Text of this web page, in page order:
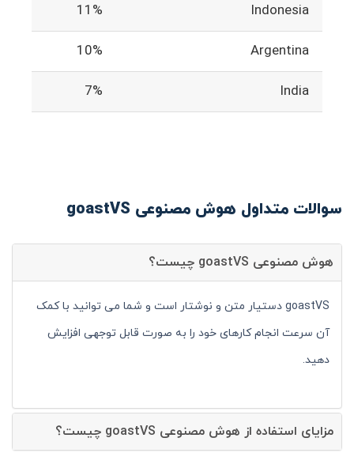
Indonesia
11%
Argentina
10%
India
7%
سوالات متداول هوش مصنوعی goastVS
هوش مصنوعی goastVS چیست؟
goastVS دستیار متن و نوشتار است و شما می توانید با کمک
آن سرعت انجام کارهای خود را به صورت قابل توجهی افزایش
دهید.
مزایای استفاده از هوش مصنوعی goastVS چیست؟